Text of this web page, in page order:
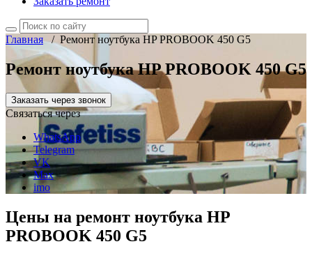
Главная/ Ремонт ноутбука HP PROBOOK 450 G5
Ремонт ноутбука HP PROBOOK 450 G5
Заказать через звонок
Связаться через
WhatsApp
Telegram
VK
Max
imo
Цены на ремонт ноутбука HP
PROBOOK 450 G5